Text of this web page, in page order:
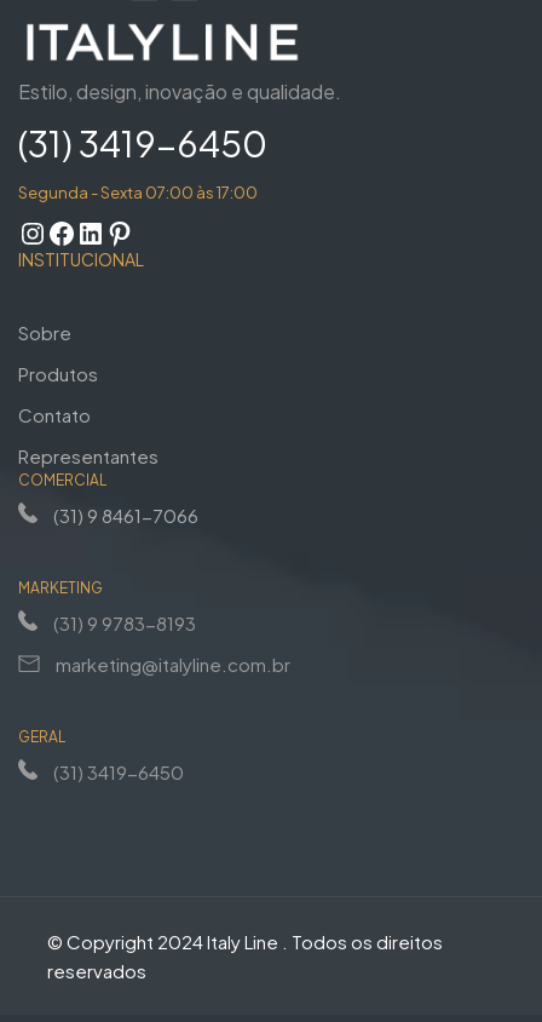
Estilo, design, inovação e qualidade.
(31) 3419-6450
Segunda - Sexta 07:00 às 17:00
INSTITUCIONAL
Sobre
Produtos
Contato
Representantes
COMERCIAL
(31) 9 8461-7066
MARKETING
(31) 9 9783-8193
marketing@italyline.com.br
GERAL
(31) 3419-6450
© Copyright 2024 Italy Line . Todos os direitos
reservados